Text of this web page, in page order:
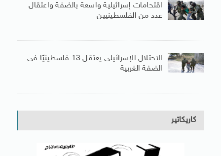
اقتحامات إسرائيلية واسعة بالضفة واعتقال
عدد من الفلسطينيين
الاحتلال الإسرائيلى يعتقل 13 فلسطينيًا فى
الضفة الغربية
كاريكاتير